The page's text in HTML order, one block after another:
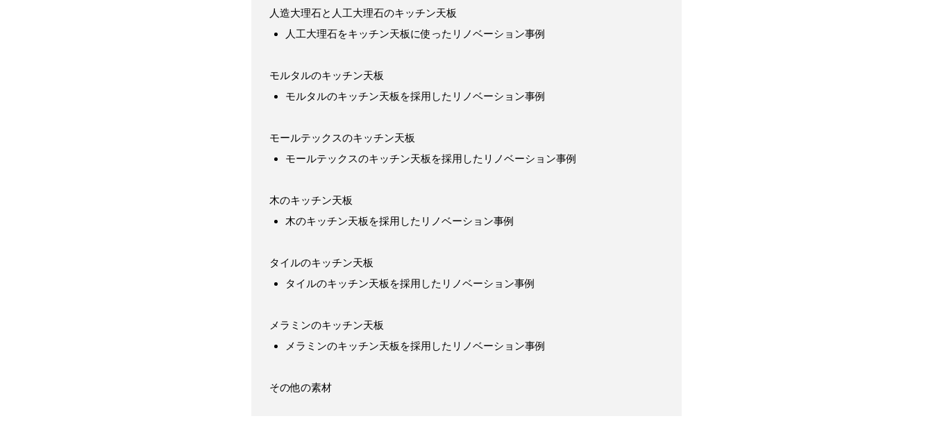
人造大理石と人工大理石のキッチン天板
人工大理石をキッチン天板に使ったリノベーション事例
モルタルのキッチン天板
モルタルのキッチン天板を採用したリノベーション事例
モールテックスのキッチン天板
モールテックスのキッチン天板を採用したリノベーション事例
木のキッチン天板
木のキッチン天板を採用したリノベーション事例
タイルのキッチン天板
タイルのキッチン天板を採用したリノベーション事例
メラミンのキッチン天板
メラミンのキッチン天板を採用したリノベーション事例
その他の素材